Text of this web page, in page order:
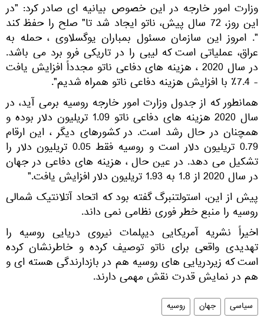
وزارت امور خارجه در این خصوص بیانیه ای صادر کرد: "در
این روز، 72 سال پیش، ناتو ایجاد شد تا" صلح را حفظ کند
". امروز این سازمان مسئول بمباران یوگسلاوی ، حمله به
عراق، عملیاتی است که لیبی را در تاریکی فرو برد می باشد.
در سال 2020 ، هزینه های دفاعی ناتو مجدداً افزایش یافت
- 7.4٪ با افزایش هزینه دفاعی ناتو همراه شدیم".
همانطور که از جدول وزارت امور خارجه روسیه برمی آید، در
سال 2020 هزینه های دفاعی ناتو 1.09 تریلیون دلار بوده و
همچنان در حال رشد است. در کشورهای دیگر ، این ارقام
0.79 تریلیون دلار است و روسیه فقط 0.05 تریلیون دلار را
تشکیل می دهد. در عین حال ، هزینه های دفاعی در جهان
در سال 2020 از 1.8 به 1.93 تریلیون دلار افزایش یافت."
پیش از این، استولتنبرگ گفته بود كه اتحاد آتلانتیک شمالی
روسیه را منبع خطر فوری نظامی نمی داند.
اخیراً نشریه آمریکایی دیپلمات نیروی دریایی روسیه را
تهدیدی واقعی برای ناتو توصیف کرده و خاطرنشان کرده
است که زیردریایی های روسیه هم در بازدارندگی هسته ای و
هم در نمایش قدرت نقش مهمی دارند.
سیاسی جهان روسیه